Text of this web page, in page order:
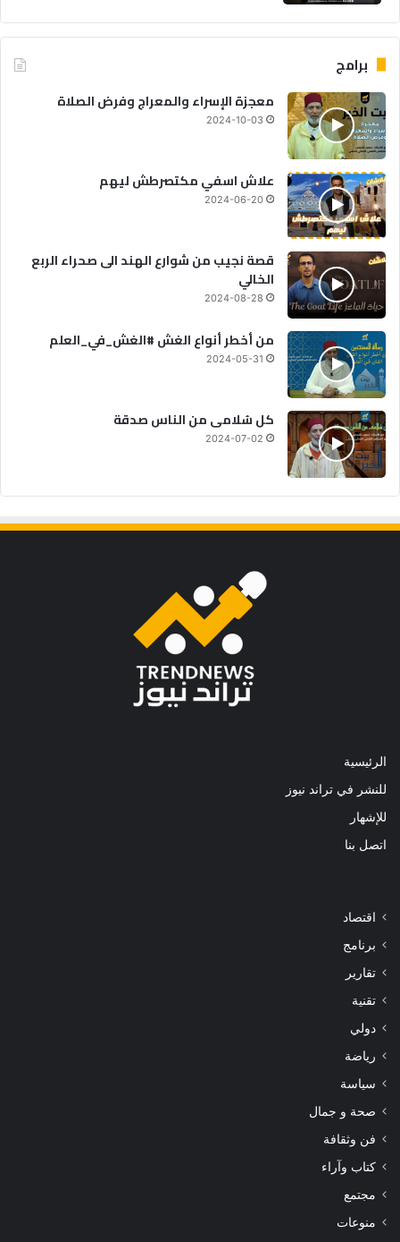
برامج
معجزة الإسراء والمعراج وفرض الصلاة
2024-10-03
علاش اسفي مكتصرطش ليهم
2024-06-20
قصة نجيب من شوارع الهند الى صحراء الربع
الخالي
2024-08-28
من أخطر أنواع الغش #الغش_في_العلم
2024-05-31
كل سُلامى من الناس صدقة
2024-07-02
الرئيسية
للنشر في تراند نيوز
للإشهار
اتصل بنا
اقتصاد
برنامج
تقارير
تقنية
دولي
رياضة
سياسة
صحة و جمال
فن وثقافة
كتاب وآراء
مجتمع
منوعات